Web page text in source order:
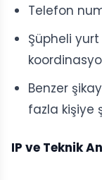
Telefon
Şüpheli yurt
Benzer
fazla kişiye
IP ve Teknik